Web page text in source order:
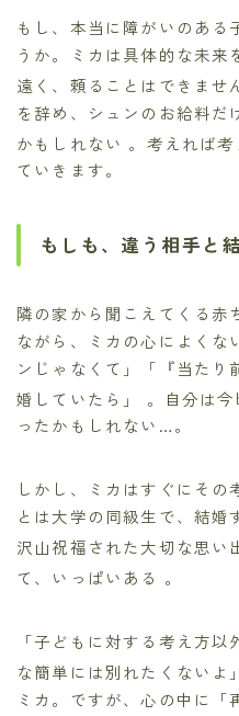
もし、本当に障がいのある
うか。ミカは具体的な未来
遠く、頼ることはできませ
を辞め、シュンのお給料だ
かもしれない 。考えれば
ていきます。
もしも、違う相手と
隣の家から聞こえてくる赤
ながら、ミカの心によくな
ンじゃなくて」「『当たり
婚していたら」 。自分は
ったかもしれない…。
しかし、ミカはすぐにそ
とは大学の同級生で、結婚
沢山祝福された大切な思い
て、いっぱいある 。
「子どもに対する考え方
な簡単には別れたくないよ
ミカ。ですが、心の中に